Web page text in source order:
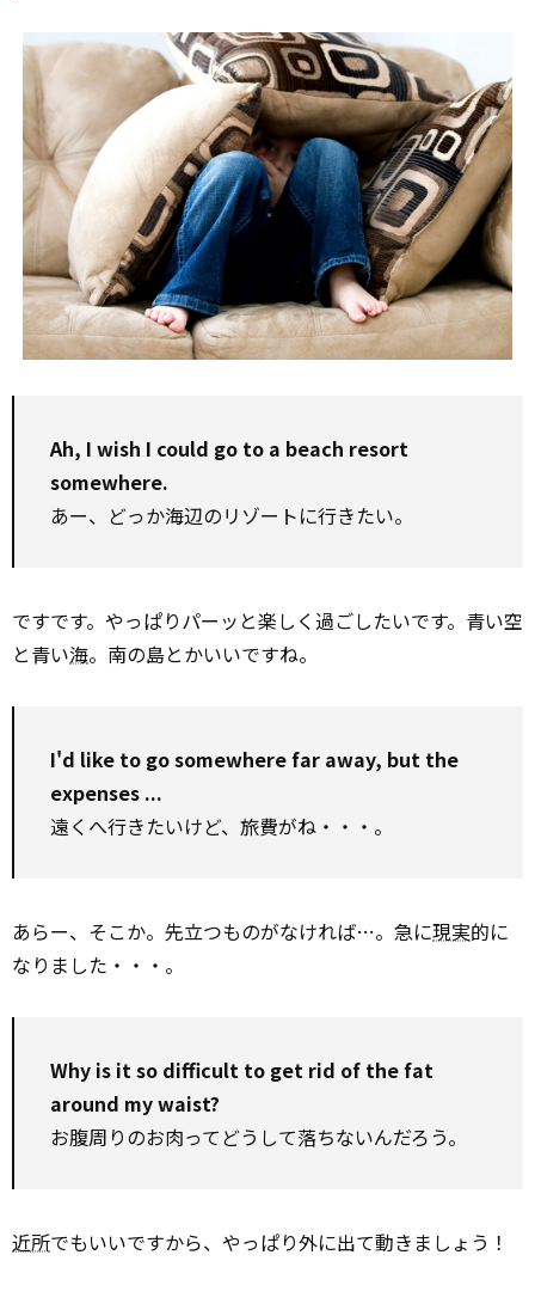
Ah, I wish I could go to a beach resort
somewhere.
あー、どっか海辺のリゾートに行きたい。
ですです。やっぱりパーッと楽しく過ごしたいです。青い空
と青い海。南の島とかいいですね。
I'd like to go somewhere far away, but the
expenses ...
遠くへ行きたいけど、旅費がね・・・。
あらー、そこか。先立つものがなければ…。急に現実的に
なりました・・・。
Why is it so difficult to get rid of the fat
around my waist?
お腹周りのお肉ってどうして落ちないんだろう。
近所でもいいですから、やっぱり外に出て動きましょう！